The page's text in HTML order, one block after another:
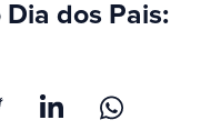
dos Pais: